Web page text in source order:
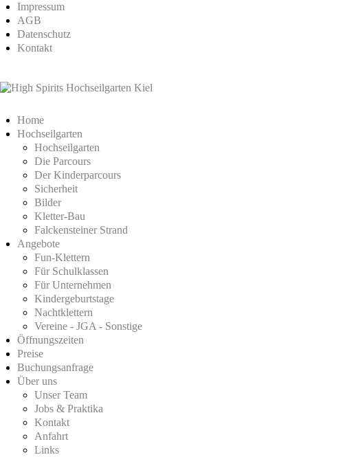
Impressum
AGB
Datenschutz
Kontakt
Home
Hochseilgarten
Hochseilgarten
Die Parcours
Der Kinderparcours
Sicherheit
Bilder
Kletter-Bau
Falckensteiner Strand
Angebote
Fun-Klettern
Für Schulklassen
Für Unternehmen
Kindergeburtstage
Nachtklettern
Vereine - JGA - Sonstige
Öffnungszeiten
Preise
Buchungsanfrage
Über uns
Unser Team
Jobs & Praktika
Kontakt
Anfahrt
Links